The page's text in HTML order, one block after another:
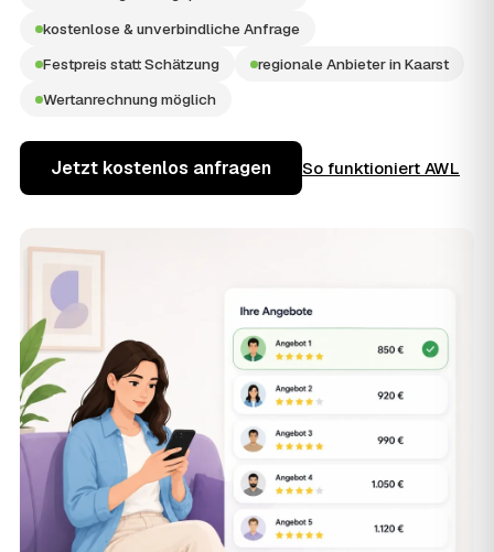
kostenlose & unverbindliche Anfrage
Festpreis statt Schätzung
regionale Anbieter in Kaarst
Wertanrechnung möglich
Jetzt kostenlos anfragen So funktioniert AWL